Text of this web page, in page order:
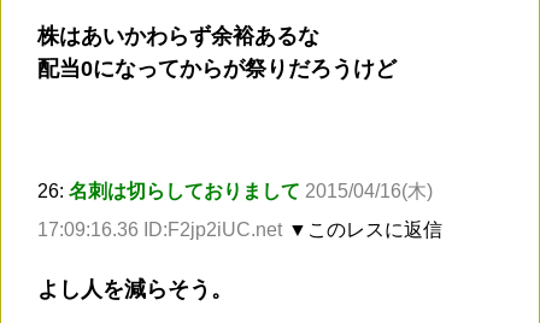
株はあいかわらず余裕あるな
配当0になってからが祭りだろうけど
26: 名刺は切らしておりまして 2015/04/16(木)
17:09:16.36 ID:F2jp2iUC.net ▼このレスに返信
よし人を減らそう。